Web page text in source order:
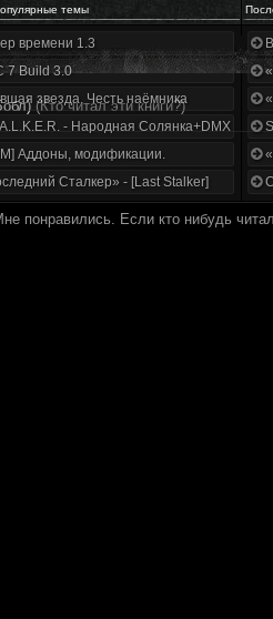
темы
и сюжет | Разбор трейлера
времени 1.3
7 Build 3.0
звезда. Честь наёмника
- Народная Солянка+DMX
Аддоны, модификации.
Сталкер» - [Last Stalker]
(Кто читал эти книги?)
понравились. Если кто нибудь